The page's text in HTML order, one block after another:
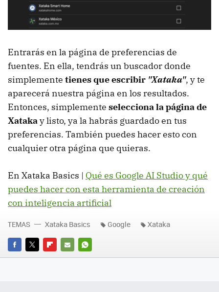
Entrarás en la página de preferencias de
fuentes. En ella, tendrás un buscador donde
simplemente tienes que escribir "Xataka", y te
aparecerá nuestra página en los resultados.
Entonces, simplemente selecciona la página de
Xatakay listo, ya la habrás guardado en tus
preferencias. También puedes hacer esto con
cualquier otra página que quieras.
En Xataka Basics | Qué es Google AI Studio y qué
puedes hacer con esta herramienta de creación
con inteligencia artificial
FACEBOOK
TWITTERFLIPBOARD
E-
WHATSAPP
TEMAS Xataka Basics Google Xataka